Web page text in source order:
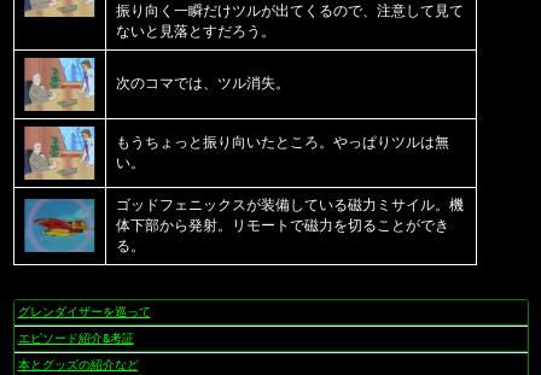
振り向く一瞬だけツルが出てくるので、注意して見て
ないと見落とすだろう。
次のコマでは、ツル消失。
もうちょっと振り向いたところ。やっぱりツルは無
い。
ゴッドフェニックスが装備している磁力ミサイル。機
体下部から発射。リモートで磁力を切ることができ
る。
ナ
ビ
ゲ
グレンダイザーを巡って
エピソード紹介&考証
本とグッズの紹介など